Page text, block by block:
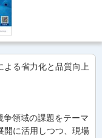
よる省力化と品質向上
領域の課題をテーマ
開に活用しつつ、現場